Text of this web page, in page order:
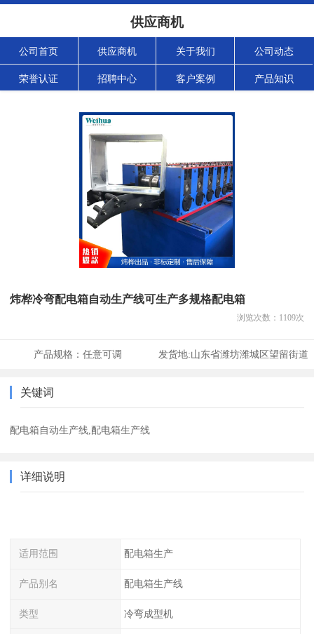
供应商机
公司首页 供应商机 关于我们 公司动态
荣誉认证 招聘中心 客户案例 产品知识
炜桦冷弯配电箱自动生产线可生产多规格配电箱
浏览次数： 1109次
产品规格： 任意可调 发货地:山东省潍坊潍城区望留街道
关键词
配电箱自动生产线,配电箱生产线
详细说明
适用范围 配电箱生产
产品别名 配电箱生产线
类型 冷弯成型机